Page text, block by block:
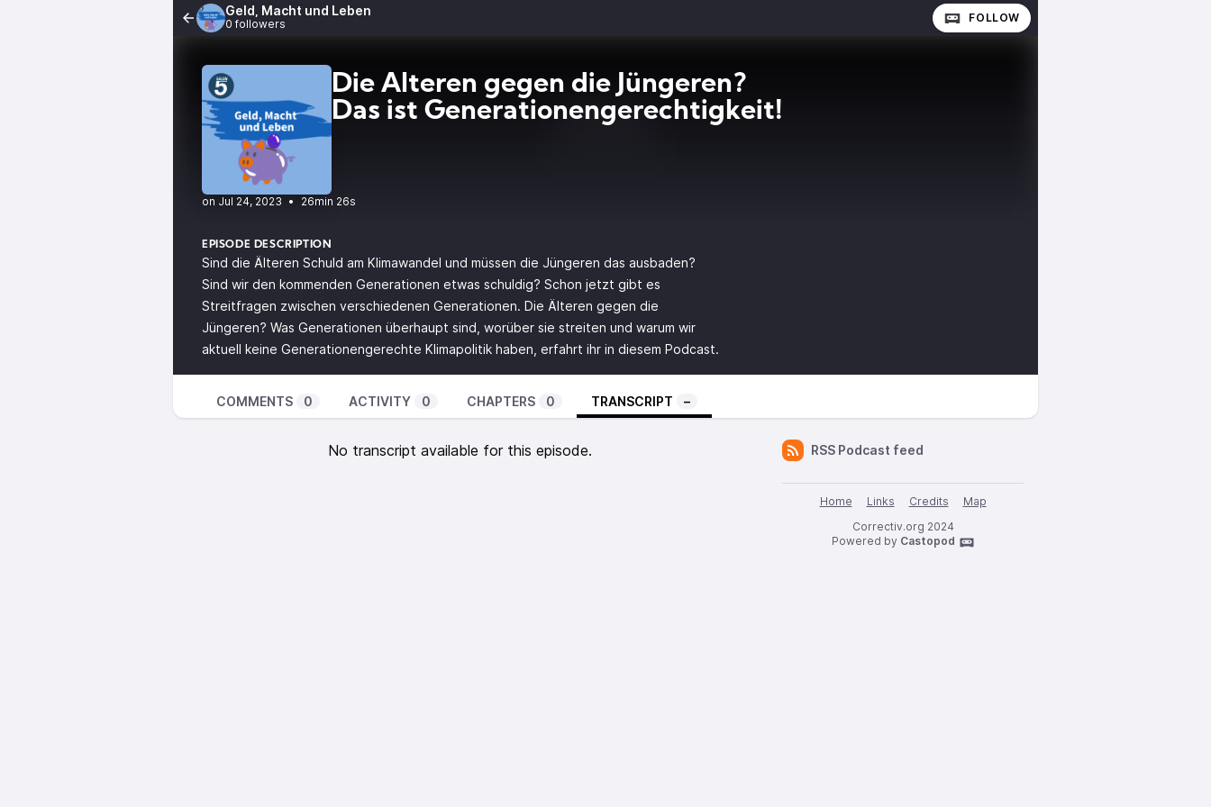
Geld, Macht und Leben
0 followers FOLLOW
Die Älteren gegen die Jüngeren?
Das ist Generationengerechtigkeit!
• 26min 26s
EPISODE DESCRIPTION
Sind die Älteren Schuld am Klimawandel und müssen die Jüngeren das ausbaden?
Sind wir den kommenden Generationen etwas schuldig? Schon jetzt gibt es
Streitfragen zwischen verschiedenen Generationen. Die Älteren gegen die
Jüngeren? Was Generationen überhaupt sind, worüber sie streiten und warum wir
aktuell keine Generationengerechte Klimapolitik haben, erfahrt ihr in diesem Podcast.
COMMENTS 0 ACTIVITY 0 CHAPTERS 0 TRANSCRIPT –
No transcript available for this episode. RSS Podcast feed
Home Links Credits
Map
Correctiv.org 2024
Powered by Castopod